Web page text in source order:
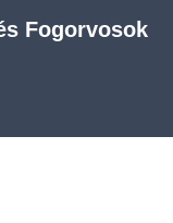
Fogorvosok